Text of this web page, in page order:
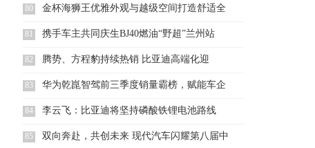
80
金杯海狮王优雅外观与越级空间打造舒适全
能商务舱
81 携手车主共同庆生BJ40燃油“野超”兰州站
82
腾势、方程豹持续热销 比亚迪高端化迎
来“加速
83
华为乾崑智驾前三季度销量霸榜，赋能车企
实现共赢
84 李云飞：比亚迪将坚持磷酸铁锂电池路线
85
双向奔赴，共创未来 现代汽车闪耀第八届中